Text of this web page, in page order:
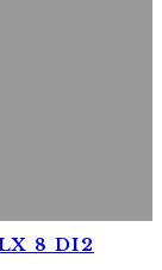
8 DI2